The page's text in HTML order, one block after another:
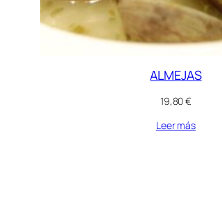
ALMEJAS
19,80€
Leer más